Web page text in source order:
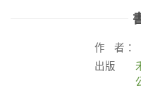
作
者：
出版